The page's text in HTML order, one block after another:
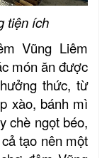
tiện ích
Vũng Liêm
món ăn được
thức, từ
xào, bánh mì
chè ngọt béo,
tạo nên một